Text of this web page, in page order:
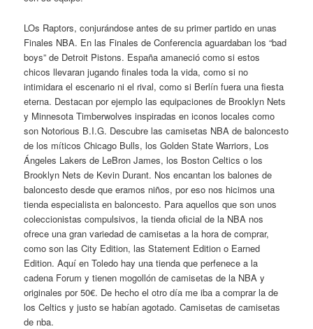
LOs Raptors, conjurándose antes de su primer partido en unas
Finales NBA. En las Finales de Conferencia aguardaban los “bad
boys” de Detroit Pistons. España amaneció como si estos
chicos llevaran jugando finales toda la vida, como si no
intimidara el escenario ni el rival, como si Berlín fuera una fiesta
eterna. Destacan por ejemplo las equipaciones de Brooklyn Nets
y Minnesota Timberwolves inspiradas en iconos locales como
son Notorious B.I.G. Descubre las camisetas NBA de baloncesto
de los míticos Chicago Bulls, los Golden State Warriors, Los
Ángeles Lakers de LeBron James, los Boston Celtics o los
Brooklyn Nets de Kevin Durant. Nos encantan los balones de
baloncesto desde que eramos niños, por eso nos hicimos una
tienda especialista en baloncesto. Para aquellos que son unos
coleccionistas compulsivos, la tienda oficial de la NBA nos
ofrece una gran variedad de camisetas a la hora de comprar,
como son las City Edition, las Statement Edition o Earned
Edition. Aquí en Toledo hay una tienda que perfenece a la
cadena Forum y tienen mogollón de camisetas de la NBA y
originales por 50€. De hecho el otro día me iba a comprar la de
los Celtics y justo se habían agotado. Camisetas de camisetas
de nba.